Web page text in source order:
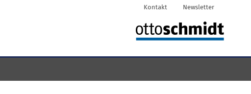
Kontakt Newsletter